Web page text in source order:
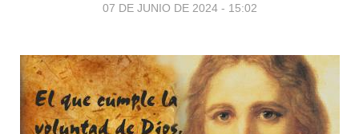
07 DE JUNIO DE 2024 - 15:02